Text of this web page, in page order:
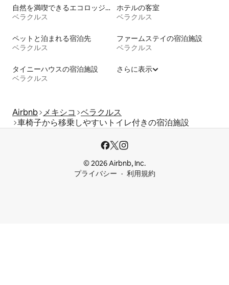
自然を満喫できるエコロッジの宿泊施設
ベラクルス
ホテルの客室
ベラクルス
ペットと泊まれる宿泊先
ベラクルス
ファームステイの宿泊施設
ベラクルス
タイニーハウスの宿泊施設
ベラクルス
さらに表示
Airbnb メキシコ
ベラクルス
車椅子から移乗しやすいトイレ付きの宿泊施設
© 2026 Airbnb, Inc.
プライバシー
利用規約